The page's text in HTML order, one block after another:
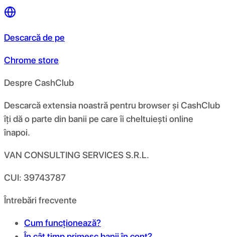
Descarcă de pe
Chrome store
Despre CashClub
Descarcă extensia noastră pentru browser și CashClub
îți dă o parte din banii pe care îi cheltuiești online
înapoi.
VAN CONSULTING SERVICES S.R.L.
CUI: 39743787
Întrebări frecvente
Cum funcționează?